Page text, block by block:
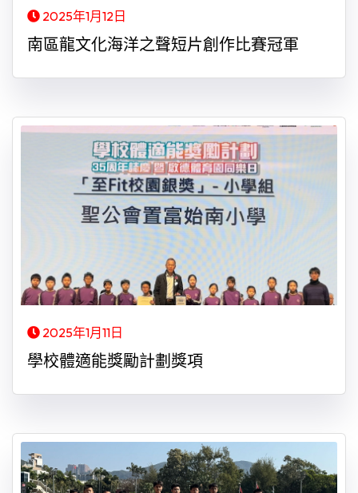
2025年1月12日
南區龍文化海洋之聲短片創作比賽冠軍
2025年1月11日
學校體適能獎勵計劃獎項